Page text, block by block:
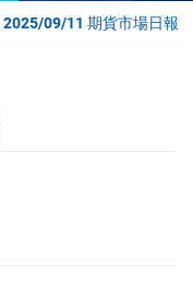
2025/09/11 期貨市場日報